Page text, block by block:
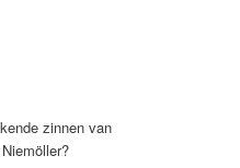
zinnen van